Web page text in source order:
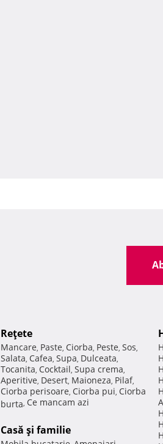
Reţete
Mancare, Paste, Ciorba, Peste, Sos,
Salata, Cafea, Supa, Dulceata,
Tocanita, Cocktail, Supa crema,
Aperitive, Desert, Maioneza, Pilaf,
Ciorba perisoare, Ciorba pui, Ciorba
burta, Ce mancam azi
Casă şi familie